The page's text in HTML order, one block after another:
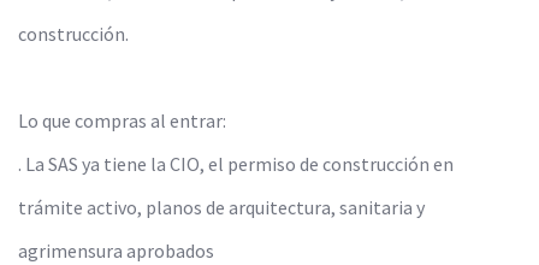
construcción.
Lo que compras al entrar:
. La SAS ya tiene la CIO, el permiso de construcción en
trámite activo, planos de arquitectura, sanitaria y
agrimensura aprobados